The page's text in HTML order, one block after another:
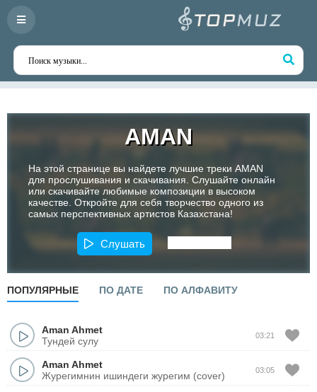
AMAN
На этой странице вы найдете лучшие треки AMAN
для прослушивания и скачивания. Слушайте онлайн
или скачивайте любимые композиции в высоком
качестве. Откройте для себя творчество одного из
самых перспективных артистов Казахстана!
Слушать
ПОПУЛЯРНЫЕ ПО ДАТЕ ПО АЛФАВИТУ
Aman Ahmet
Тундей сулу
03:21
Aman Ahmet
Журегимнин ишиндеги журегим (cover)
03:05